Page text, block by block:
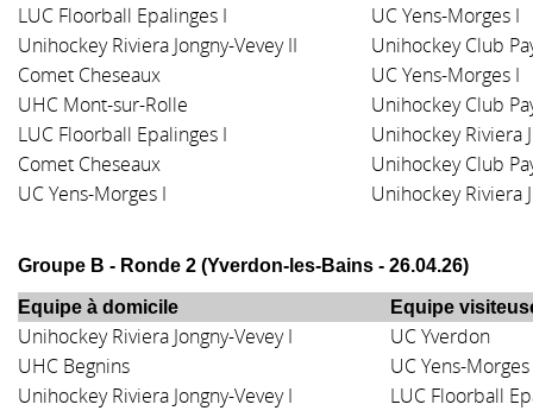
LUC Floorball Epalinges I
UC Yens-Morges I
Unihockey Riviera Jongny-Vevey II
Unihockey Club
Comet Cheseaux
UC Yens-Morges I
UHC Mont-sur-Rolle
Unihockey Club
LUC Floorball Epalinges I
Unihockey Riviera
Comet Cheseaux
Unihockey Club
UC Yens-Morges I
Unihockey Riviera
Groupe B - Ronde 2 (Yverdon-les-Bains - 26.04.26)
Equipe à domicile Equipe
Unihockey Riviera Jongny-Vevey I
UC Yverdon
UHC Begnins
UC Yens-
Unihockey Riviera Jongny-Vevey I
LUC Floorball